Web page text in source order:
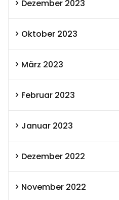
Dezember 2023
Oktober 2023
März 2023
Februar 2023
Januar 2023
Dezember 2022
November 2022